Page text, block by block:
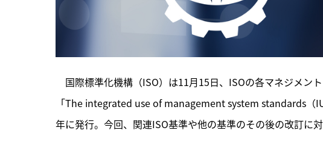
国際標準化機構（ISO）は11月15日、ISOの各マネジメン
「The integrated use of management system standards（
年に発行。今回、関連ISO基準や他の基準のその後の改訂に